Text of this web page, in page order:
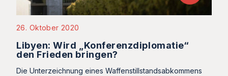
26. Oktober 2020
Libyen: Wird „Konferenzdiplomatie“
den Frieden bringen?
Die Unterzeichnung eines Waffenstillstandsabkommens